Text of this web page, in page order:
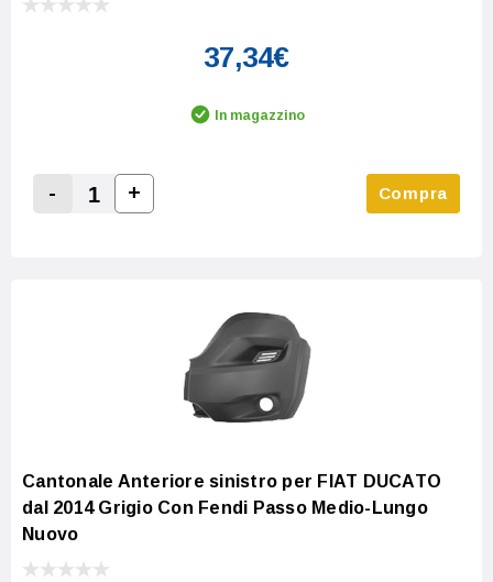
37,34€
In magazzino
Decrease Quantity:
-
Increase Quantity:
+ Compra
Cantonale Anteriore sinistro per FIAT DUCATO
dal 2014 Grigio Con Fendi Passo Medio-Lungo
Nuovo